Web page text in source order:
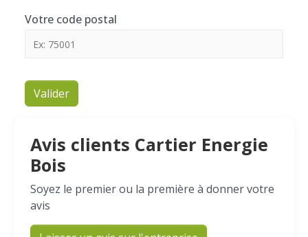
Votre code postal
Valider
Avis clients Cartier Energie
Bois
Soyez le premier ou la première à donner votre
avis